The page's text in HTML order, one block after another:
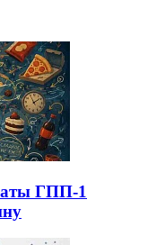
ГПП-1